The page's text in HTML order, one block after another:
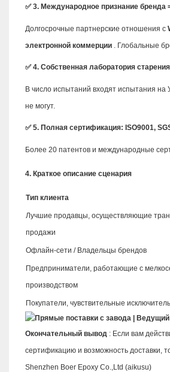
✅ 3. Международное признание
Долгосрочные партнерские отношения с
электронной коммерции. Глобальные
✅ 4. Собственная лаборатория
В число испытаний входят испытания
не могут.
✅ 5. Полная сертификация: ISO9001,
Более 20 патентов и международные
4. Краткое описание сценария
Тип клиента
Лучшие продавцы, осуществляющие
продажи
Офлайн-сети / Владельцы брендов
Предприниматели, работающие с
производством
Покупатели, чувствительные
Окончательный вывод : Если вам
сертификацию и возможность доставки,
Shenzhen Boer Epoxy Co.,Ltd (aikusu)